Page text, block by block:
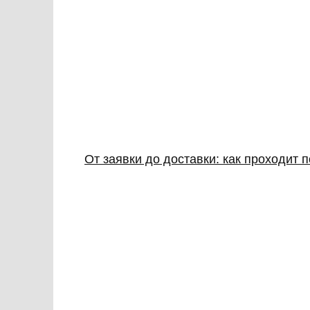
От заявки до доставки: как проходит